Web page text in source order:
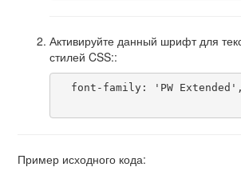
Активируйте данный шрифт для
стилей CSS::
Пример исходного кода: